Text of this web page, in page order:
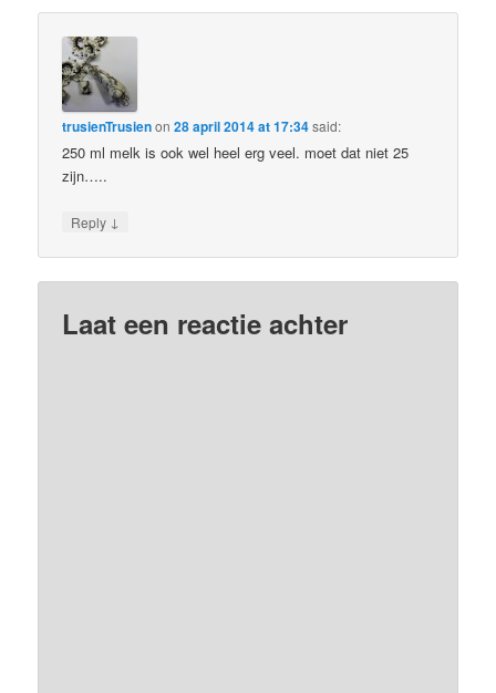
trusienTrusienon28 april 2014 at 17:34said:
250 ml melk is ook wel heel erg veel. moet dat niet 25
zijn…..
Reply ↓
Laat een reactie achter